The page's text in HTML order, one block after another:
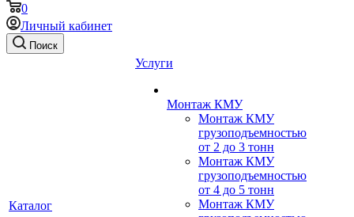
0
Личный кабинет
Поиск
Каталог
Услуги
Монтаж КМУ
Монтаж КМУ
грузоподъемностью
от 2 до 3 тонн
Монтаж КМУ
грузоподъемностью
от 4 до 5 тонн
Монтаж КМУ